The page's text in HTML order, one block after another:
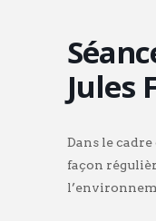
Jules
Dans le
façon